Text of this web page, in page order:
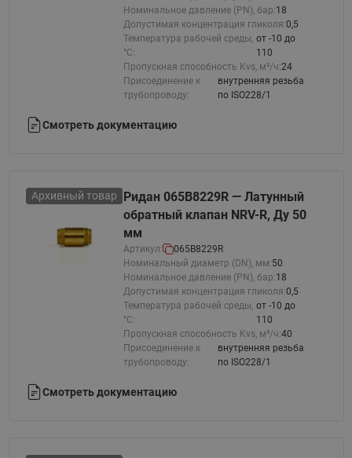
Номинальное давление (PN), бар:18
Допустимая концентрация гликоля:0,5
Температура рабочей среды,
°С:
от -10 до
110
Пропускная способность Kvs, м³/ч:24
Присоединение к
трубопроводу:
внутренняя резьба
по ISO228/1
Смотреть документацию
Архивный товар
Ридан 065B8229R — Латунный
обратный клапан NRV-R, Ду 50
мм
Артикул:
065B8229R
Номинальный диаметр (DN), мм:50
Номинальное давление (PN), бар:18
Допустимая концентрация гликоля:0,5
Температура рабочей среды,
°С:
от -10 до
110
Пропускная способность Kvs, м³/ч:40
Присоединение к
трубопроводу:
внутренняя резьба
по ISO228/1
Смотреть документацию